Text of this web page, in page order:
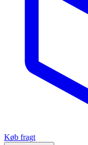
Køb fragt